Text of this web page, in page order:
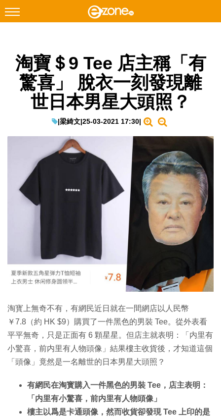
Facebook Instagram
科技焦點
網絡生活
教學評測
IT Times
生成式AI與雲端應用
Enterprise Digital Transformation
淘寶＄9 Tee 店主稱「有
驚喜」 脫衣一刻發現離
世日本男星大頭照？
|梁綺文|25-03-2021 17:30|
淘寳上無奇不有，有網民近日就在一間網店以人民幣
￥7.8（約 HK $9）購買了一件黑色的男裝 Tee。從外表看
平平無奇，只是正面有 6 顆星星。但店主就表明：「内里有
小驚喜，前内里有人物頭像」結果樓主收貨後，才知道這個
「頭像」竟然是一名離世的日本男星大頭照？
有網民在淘寳購入一件黑色的男裝 Tee，店主表明：
「内里有小驚喜，前内里有人物頭像」
樓主以爲是卡通頭像，然而收貨卻發現 Tee 上印的是